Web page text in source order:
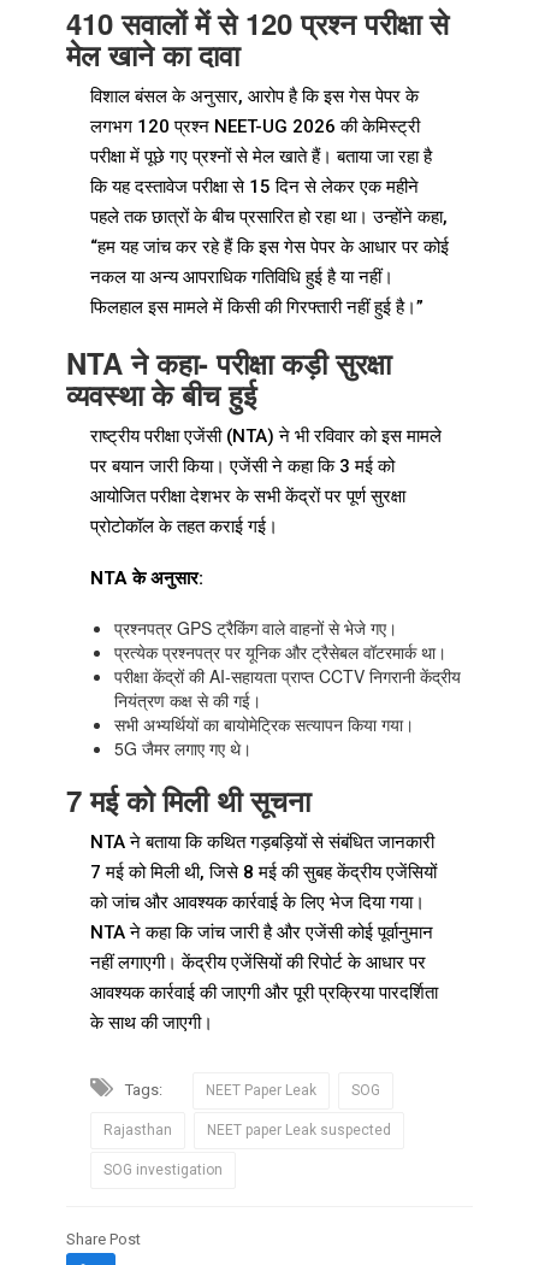
410 सवालों में से 120 प्रश्न परीक्षा से
मेल खाने का दावा
विशाल बंसल के अनुसार, आरोप है कि इस गेस पेपर के
लगभग 120 प्रश्न NEET-UG 2026 की केमिस्ट्री
परीक्षा में पूछे गए प्रश्नों से मेल खाते हैं। बताया जा रहा है
कि यह दस्तावेज परीक्षा से 15 दिन से लेकर एक महीने
पहले तक छात्रों के बीच प्रसारित हो रहा था। उन्होंने कहा,
“हम यह जांच कर रहे हैं कि इस गेस पेपर के आधार पर कोई
नकल या अन्य आपराधिक गतिविधि हुई है या नहीं।
फिलहाल इस मामले में किसी की गिरफ्तारी नहीं हुई है।”
NTA ने कहा- परीक्षा कड़ी सुरक्षा
व्यवस्था के बीच हुई
राष्ट्रीय परीक्षा एजेंसी (NTA) ने भी रविवार को इस मामले
पर बयान जारी किया। एजेंसी ने कहा कि 3 मई को
आयोजित परीक्षा देशभर के सभी केंद्रों पर पूर्ण सुरक्षा
प्रोटोकॉल के तहत कराई गई।
NTA के अनुसार:
प्रश्नपत्र GPS ट्रैकिंग वाले वाहनों से भेजे गए।
प्रत्येक प्रश्नपत्र पर यूनिक और ट्रैसेबल वॉटरमार्क था।
परीक्षा केंद्रों की AI-सहायता प्राप्त CCTV निगरानी केंद्रीय
नियंत्रण कक्ष से की गई।
सभी अभ्यर्थियों का बायोमेट्रिक सत्यापन किया गया।
5G जैमर लगाए गए थे।
7 मई को मिली थी सूचना
NTA ने बताया कि कथित गड़बड़ियों से संबंधित जानकारी
7 मई को मिली थी, जिसे 8 मई की सुबह केंद्रीय एजेंसियों
को जांच और आवश्यक कार्रवाई के लिए भेज दिया गया।
NTA ने कहा कि जांच जारी है और एजेंसी कोई पूर्वानुमान
नहीं लगाएगी। केंद्रीय एजेंसियों की रिपोर्ट के आधार पर
आवश्यक कार्रवाई की जाएगी और पूरी प्रक्रिया पारदर्शिता
के साथ की जाएगी।
Tags: NEET Paper Leak SOG
Rajasthan NEET paper Leak suspected
SOG investigation
Share Post